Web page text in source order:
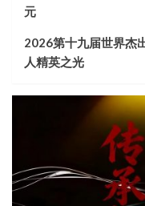
元
2026第十九届世界杰
人精英之光